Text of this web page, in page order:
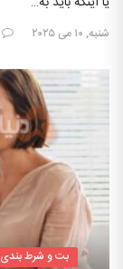
شنبه, ۱۰ می ۲۰۲۵
بت و شرط بندی